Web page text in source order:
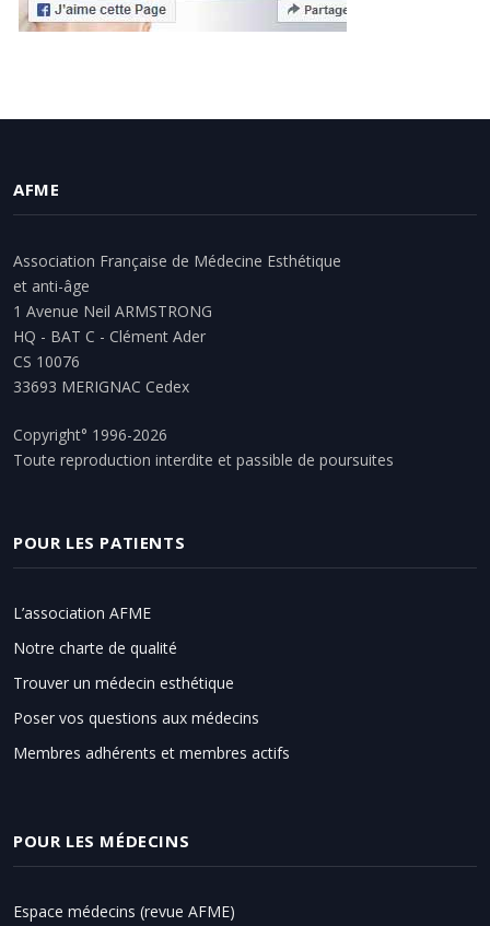
AFME
Association Française de Médecine Esthétique
et anti-âge
1 Avenue Neil ARMSTRONG
HQ - BAT C - Clément Ader
CS 10076
33693 MERIGNAC Cedex
Copyright° 1996-2026
Toute reproduction interdite et passible de poursuites
POUR LES PATIENTS
L’association AFME
Notre charte de qualité
Trouver un médecin esthétique
Poser vos questions aux médecins
Membres adhérents et membres actifs
POUR LES MÉDECINS
Espace médecins (revue AFME)